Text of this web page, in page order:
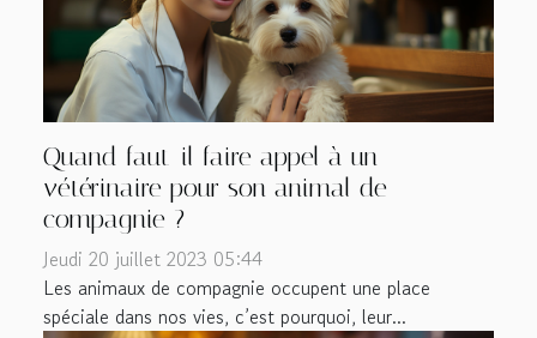
Quand faut-il faire appel à un
vétérinaire pour son animal de
compagnie ?
Jeudi 20 juillet 2023 05:44
Les animaux de compagnie occupent une place
spéciale dans nos vies, c’est pourquoi, leur...